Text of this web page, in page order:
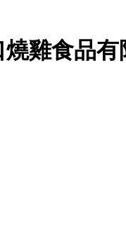
雞食品有